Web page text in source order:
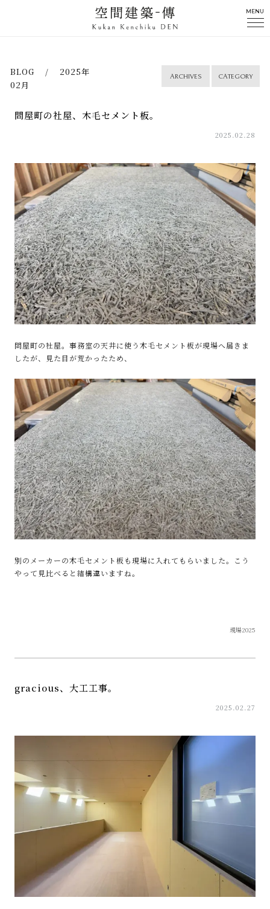
MENU
BLOG / 2025年
02月
CATEGORY
ARCHIVES
問屋町の社屋、木毛セメント板。
2025.02.28
問屋町の社屋。事務室の天井に使う木毛セメント板が現場へ届きま
したが、見た目が荒かったため、
別のメーカーの木毛セメント板も現場に入れてもらいました。こう
やって見比べると結構違いますね。
現場2025
gracious、大工工事。
2025.02.27